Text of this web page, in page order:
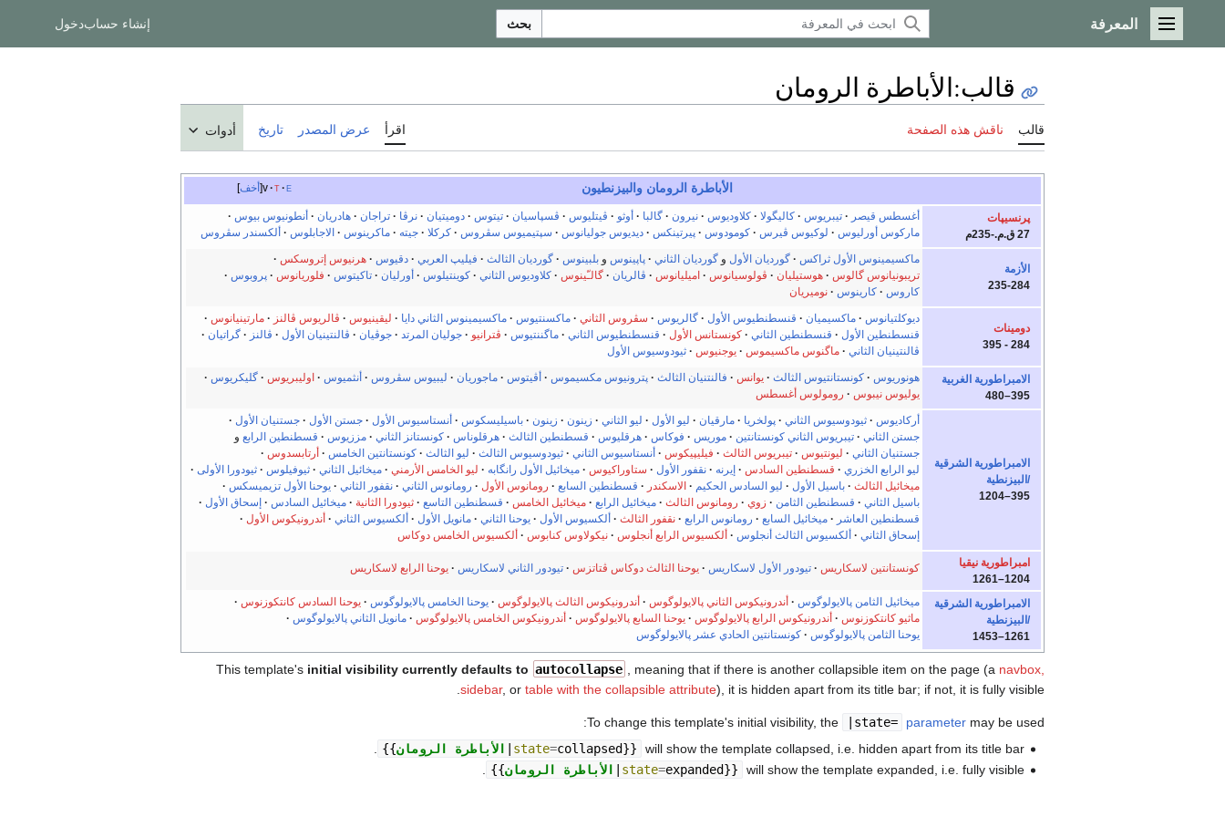
القائمة الرئيسية
المعرفة بحث إنشاء حسابدخول
قالب:الأباطرة الرومان
قالب ناقش هذه الصفحة اقرأ عرض المصدر تاريخ أدوات
أخف v t e الأباطرة الرومان والبيزنطيون
پرنسيپات
27 ق.م.-235م
أغسطس قيصر تيبريوس كاليگولا كلاوديوس نيرون گالبا أوثو ڤيتليوس ڤسپاسيان تيتوس دوميتيان نرڤا تراجان هادريان
أنطونيوس بيوس
ماركوس أورليوس
لوكيوس ڤيرس كومودوس پيرتينكس ديديوس جوليانوس سپتيميوس سڤروس كركلا جيته ماكرينوس الاجابلوس ألكسندر سڤروس
الأزمة
235-284
ماكسيمينوس الأول ثراكس گورديان الأول وگورديان الثاني پاپينوس وبلبينوس گورديان الثالث فيليپ العربي دقيوس
هرنيوس إتروسكس
تريبونيانوس گالوس
هوستيليان ڤولوسيانوس اميليانوس ڤالريان گالـّينوس كلاوديوس الثاني كوينتيلوس أورليان تاكيتوس فلوريانوس
پروبوس
كاروس
كارينوس نوميريان
دومينات
284 - 395
ديوكلتيانوس ماكسيميان قنسطنطيوس الأول گالريوس سڤروس الثاني ماكسنتيوس ماكسيمينوس الثاني دايا ليقينيوس ڤالريوس ڤالنز
مارتينيانوس
قنسطنطين الأول
قنسطنطين الثاني كونستانس الأول قنسطنطيوس الثاني ماگننتيوس ڤترانيو جوليان المرتد جوڤيان ڤالنتينيان الأول ڤالنز
گراتيان
ڤالنتينيان الثاني
ماگنوس ماكسيموس يوجنيوس ثيودوسيوس الأول
الامبراطورية الغربية
395–480
هونوريوس كونستانتيوس الثالث يوانس فالنتنيان الثالث پترونيوس مكسيموس أڤيتوس ماجوريان ليبيوس سڤروس أنثميوس اوليبريوس
گليكريوس
يوليوس نيبوس
رومولوس أغسطس
الامبراطورية الشرقية
/البيزنطية
395–1204
أركاديوس ثيودوسيوس الثاني پولخريا مارقيان ليو الأول ليو الثاني زينون زينون باسيليسكوس أنستاسيوس الأول جستن الأول
جستنيان الأول
جستن الثاني
تيبريوس الثاني كونستانتين موريس فوكاس هرقليوس قسطنطين الثالث هرقلوناس كونستانز الثاني مززيوس قسطنطين الرابع و
جستنيان الثاني
ليونتيوس تيبريوس الثالث فيليپيكوس أنستاسيوس الثاني ثيودوسيوس الثالث ليو الثالث كونستانتين الخامس
أرتابسدوس
ليو الرابع الخزري
قسطنطين السادس إيرنه نقفور الأول ستاوراكيوس ميخائيل الأول رانگابه ليو الخامس الأرمني ميخائيل الثاني ثيوفيلوس
ثيودورا الأولى
ميخائيل الثالث
باسيل الأول ليو السادس الحكيم الاسكندر قسطنطين السابع رومانوس الأول رومانوس الثاني نقفور الثاني
يوحنا الأول تزيميسكس
باسيل الثاني
قسطنطين الثامن زوي رومانوس الثالث ميخائيل الرابع ميخائيل الخامس قسطنطين التاسع ثيودورا الثانية ميخائيل السادس
إسحاق الأول
قسطنطين العاشر
ميخائيل السابع رومانوس الرابع نقفور الثالث ألكسيوس الأول يوحنا الثاني مانويل الأول ألكسيوس الثاني
أندرونيكوس الأول
إسحاق الثاني
ألكسيوس الثالث أنجلوس ألكسيوس الرابع أنجلوس نيكولاوس كنابوس ألكسيوس الخامس دوكاس
امبراطورية نيقيا
1204–1261
كونستانتين لاسكاريس تيودور الأول لاسكاريس يوحنا الثالث دوكاس ڤتاتزس تيودور الثاني لاسكاريس يوحنا الرابع لاسكاريس
الامبراطورية الشرقية
/البيزنطية
1261–1453
ميخائيل الثامن پالايولوگوس أندرونيكوس الثاني پالايولوگوس أندرونيكوس الثالث پالايولوگوس يوحنا الخامس پالايولوگوس
يوحنا السادس كانتكوزنوس
ماثيو كانتكوزنوس
أندرونيكوس الرابع پالايولوگوس يوحنا السابع پالايولوگوس أندرونيكوس الخامس پالايولوگوس
مانويل الثاني پالايولوگوس
يوحنا الثامن پالايولوگوس
كونستانتين الحادي عشر پالايولوگوس
This template's initial visibility currently defaults to autocollapse , meaning that if there is another collapsible item on the page (a navbox,
sidebar, or table with the collapsible attribute), it is hidden apart from its title bar; if not, it is fully visible.
To change this template's initial visibility, the |state= parameter may be used:
{{الأباطرة الرومان state=collapsed}}
will show the template collapsed, i.e. hidden apart from its title bar.
{{الأباطرة الرومان state=expanded}} will show the template expanded, i.e. fully visible.